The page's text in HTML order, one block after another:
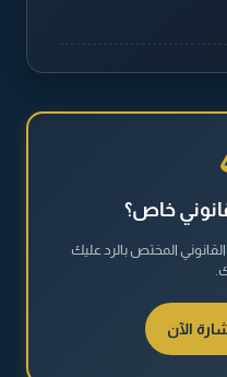
خاص؟
المختص بالرد عليك
الآن